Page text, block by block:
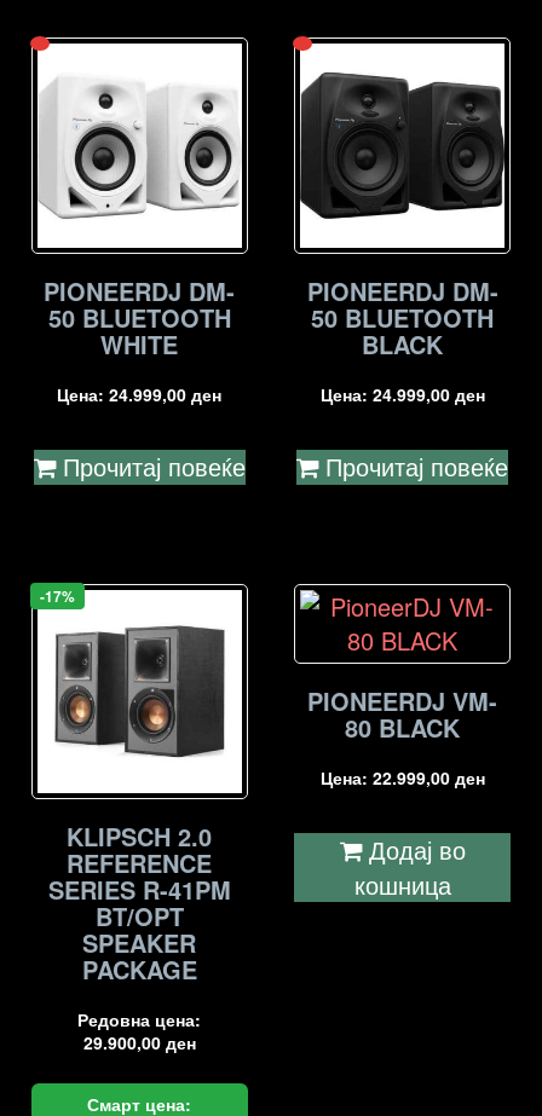
PIONEERDJ DM-
50 BLUETOOTH
WHITE
Цена:24.999,00ден
Прочитај повеќе
PIONEERDJ DM-
50 BLUETOOTH
BLACK
Цена: 24.999,00 ден
Прочитај повеќе
-17%
KLIPSCH 2.0
REFERENCE
SERIES R-41PM
BT/OPT
SPEAKER
PACKAGE
Редовна цена:
29.900,00 ден
Смарт цена:
PIONEERDJ VM-
80 BLACK
Цена: 22.999,00 ден
Додај во
кошница